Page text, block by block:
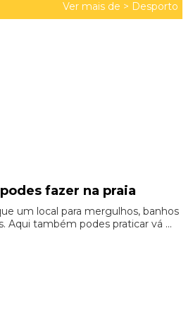
Ver mais de > Desporto
fazer na praia
um local para mergulhos, banhos
Aqui também podes praticar vá ...